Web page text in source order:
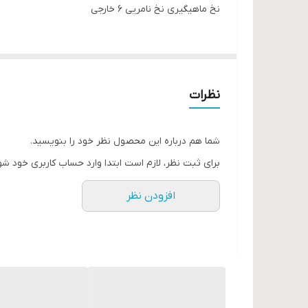
نخ ماهیگیری نخ نامریی ۶ خارجی
نظرات
شما هم درباره این محصول نظر خود را بنویسید.
برای ثبت نظر، لازم است ابتدا وارد حساب کاربری خود
افزودن نظر